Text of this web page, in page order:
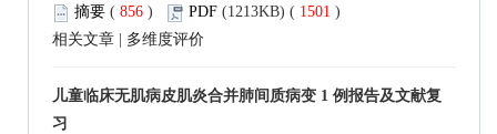
摘要 ( 856 ) PDF (1213KB) ( 1501 )
相关文章
多维度评价
儿童临床无肌病皮肌炎合并肺间质病变 1 例报告及文献复
习